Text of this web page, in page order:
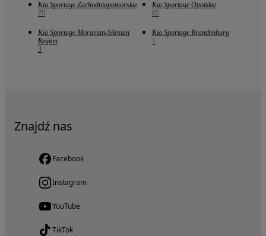
Kia Sportage Zachodniopomorskie
70
Kia Sportage Opolskie
65
Kia Sportage Moravian-Silesian
Region
3
Kia Sportage Brandenburg
1
Znajdź nas
Facebook
Instagram
YouTube
TikTok